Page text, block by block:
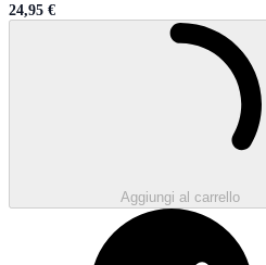
Sale price
24,95 €
Aggiungi al carrello